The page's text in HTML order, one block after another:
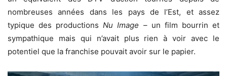
nombreuses années dans les pays de l’Est, et assez
typique des productionsNu Image – un film bourrin et
sympathique mais qui n’avait plus rien à voir avec le
potentiel que la franchise pouvait avoir sur le papier.